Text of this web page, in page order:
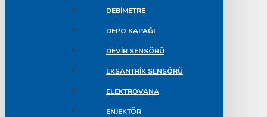
DEBIMETRE
DEPO KAPAĞI
DEVIR SENSÖRÜ
EKSANTRIK SENSÖRÜ
ELEKTROVANA
ENJEKTÖR